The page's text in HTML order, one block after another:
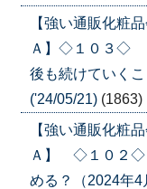
【強い通販化粧
Ａ】◇１０３◇
後も続けていく
('24/05/21) (1863)
【強い通販化粧
Ａ】 ◇１０２◇
める？（2024年4